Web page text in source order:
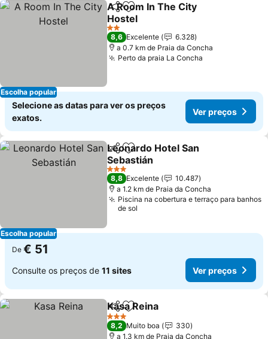
Escolha popular
PartilharAdicionar aos favoritos
A Room In The City
Hostel
2 Estrelas
8,6 Excelente
6.328
a 0.7 km de Praia da Concha
Perto da praia La Concha
Selecione as datas para ver os preços
exatos.
Ver preços
Escolha popular
PartilharAdicionar aos favoritos
Leonardo Hotel San
Sebastián
3 Estrelas
8,8 Excelente
10.487
a 1.2 km de Praia da Concha
Piscina na cobertura e terraço para banhos
de sol
De € 51
Consulte os preços de 11 sites Ver preços
PartilharAdicionar aos favoritos
Kasa Reina
3 Estrelas
8,2 Muito boa
330
a 1.3 km de Praia da Concha